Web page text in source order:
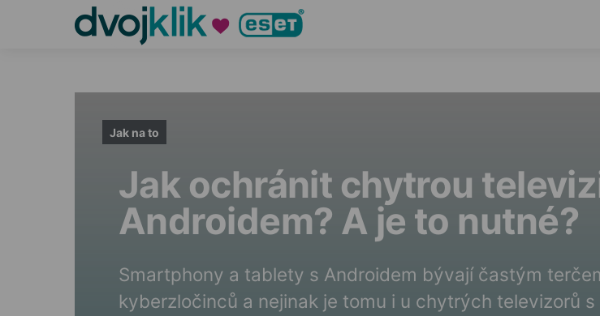
Jak na to
Jak ochránit chytrou
Androidem? A je to nutné?
Smartphony a tablety s Androidem bývají častým
kyberzločinců a nejinak je tomu i u chytrých televizorů